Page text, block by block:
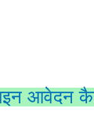
आवेदन